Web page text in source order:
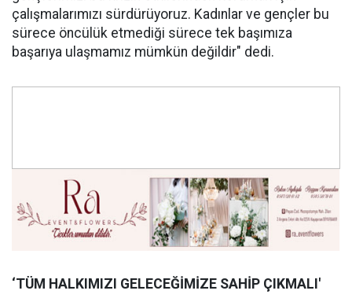
çalışmalarımızı sürdürüyoruz. Kadınlar ve gençler bu
sürece öncülük etmediği sürece tek başımıza
başarıya ulaşmamız mümkün değildir" dedi.
‘TÜM HALKIMIZI GELECEĞİMİZE SAHİP ÇIKMALI'